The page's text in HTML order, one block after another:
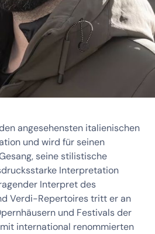
angesehensten italienischen
und wird für seinen
seine stilistische
Interpretation
Interpret des
Verdi-Repertoires tritt er an
und Festivals der
international renommierten